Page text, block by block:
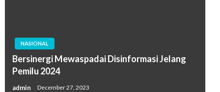
NASIONAL
Bersinergi Mewaspadai Disinformasi Jelang
Pemilu 2024
admin December 27, 2023